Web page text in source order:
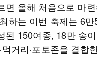
면 올해 처음으로 마
하는 이번 축제는 6
된 150여종, 18만 송
먹거리·포토존을 결합